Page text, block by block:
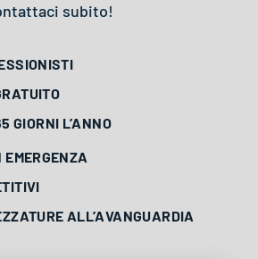
subito!
GIORNI L’ANNO
ALL’AVANGUARDIA